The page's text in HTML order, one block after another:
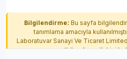
Bilgilendirme: Bu sayfa
tanımlama amacıyla
Laboratuvar Sanayi Ve Ticaret
yetkilendirme ilişkisi